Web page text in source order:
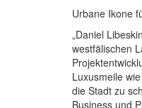
Urbane Ikone
„Daniel
westfälischen
Luxusmeile
die Stadt zu
Business und